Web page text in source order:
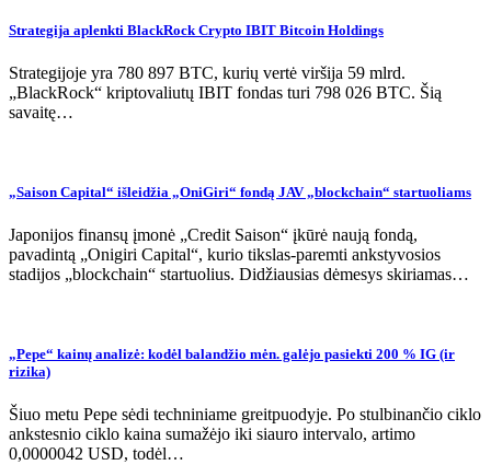
Strategija aplenkti BlackRock Crypto IBIT Bitcoin Holdings
Strategijoje yra 780 897 BTC, kurių vertė viršija 59 mlrd.
„BlackRock“ kriptovaliutų IBIT fondas turi 798 026 BTC. Šią
savaitę…
„Saison Capital“ išleidžia „OniGiri“ fondą JAV „blockchain“ startuoliams
Japonijos finansų įmonė „Credit Saison“ įkūrė naują fondą,
pavadintą „Onigiri Capital“, kurio tikslas-paremti ankstyvosios
stadijos „blockchain“ startuolius. Didžiausias dėmesys skiriamas…
„Pepe“ kainų analizė: kodėl balandžio mėn. galėjo pasiekti 200 % IG (ir
rizika)
Šiuo metu Pepe sėdi techniniame greitpuodyje. Po stulbinančio ciklo
ankstesnio ciklo kaina sumažėjo iki siauro intervalo, artimo
0,0000042 USD, todėl…